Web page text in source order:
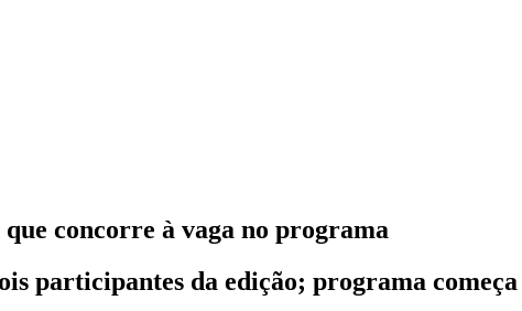
concorre à vaga no programa
participantes da edição; programa